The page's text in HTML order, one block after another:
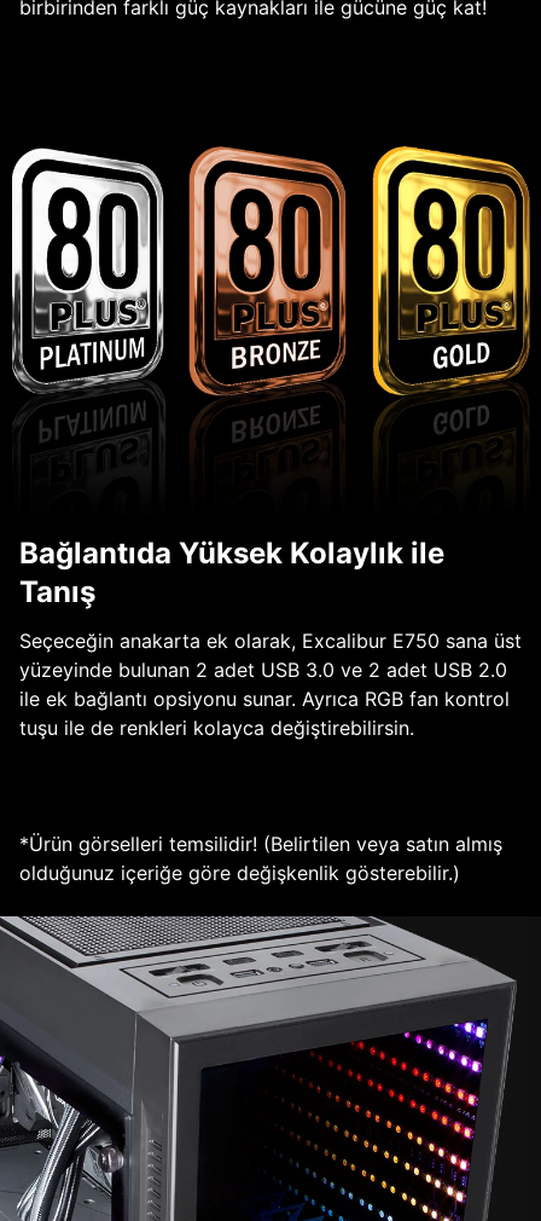
birbirinden farklı güç kaynakları ile gücüne güç kat!
Bağlantıda Yüksek Kolaylık ile
Tanış
Seçeceğin anakarta ek olarak, Excalibur E750 sana üst
yüzeyinde bulunan 2 adet USB 3.0 ve 2 adet USB 2.0
ile ek bağlantı opsiyonu sunar. Ayrıca RGB fan kontrol
tuşu ile de renkleri kolayca değiştirebilirsin.
*Ürün görselleri temsilidir! (Belirtilen veya satın almış
olduğunuz içeriğe göre değişkenlik gösterebilir.)